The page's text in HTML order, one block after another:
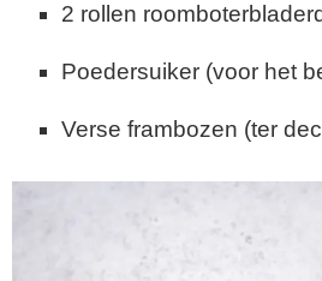
2 rollen
Poedersuiker (voor het
Verse frambozen (ter